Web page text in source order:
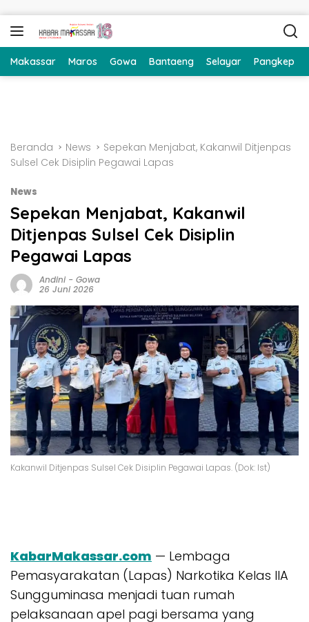
Makassar Maros Gowa Bantaeng Selayar Pangkep
Beranda News
Sepekan Menjabat, Kakanwil Ditjenpas
Sulsel Cek Disiplin Pegawai Lapas
News
Sepekan Menjabat, Kakanwil
Ditjenpas Sulsel Cek Disiplin
Pegawai Lapas
Andini- Gowa
26 Juni 2026
Kakanwil Ditjenpas Sulsel Cek Disiplin Pegawai Lapas. (Dok: Ist)
KabarMakassar.com — Lembaga
Pemasyarakatan (Lapas) Narkotika Kelas IIA
Sungguminasa menjadi tuan rumah
pelaksanaan apel pagi bersama yang